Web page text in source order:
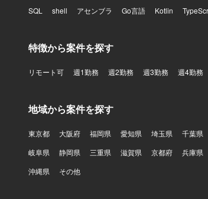
SQL
shell アセンブラ Go言語 Kotlin
特徴から案件を探す
リモート可 週1勤務 週2勤務 週3勤務 週4勤務
地域から案件を探す
東京都 大阪府 福岡県 愛知県 埼玉県 千葉県
岐阜県
静岡県 三重県 滋賀県 京都府 兵庫県
沖縄県
その他